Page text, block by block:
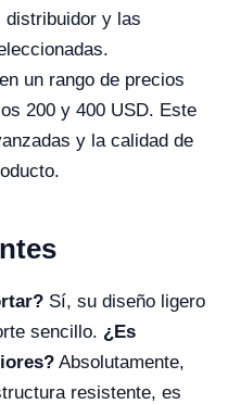
distribuidor y las
un rango de precios
200 y 400 USD. Este
y la calidad de
Sí, su diseño ligero
sencillo. ¿Es
Absolutamente,
resistente, es